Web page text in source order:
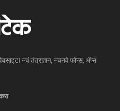
वेबसाइट! नवं तंत्रज्ञान, नवनवे फोन्स, ॲप्स